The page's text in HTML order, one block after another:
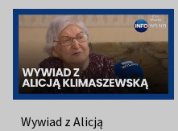
Wywiad z Alicją